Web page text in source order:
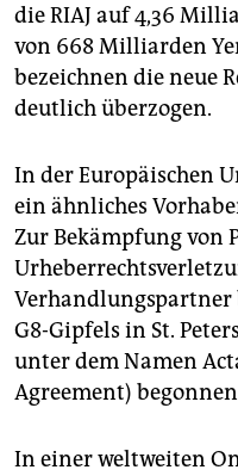
die RIAJ auf 4,36
von 668 Milliarden
bezeichnen die neue
deutlich überzogen.
In der Europäischen
ein ähnliches
Zur Bekämpfung von
Verhandlungspartner
G8-Gipfels in St.
unter dem Namen
Agreement) begonnen
In einer weltweiten